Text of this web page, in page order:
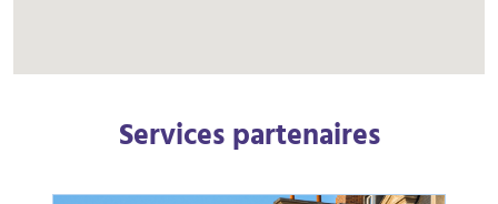
Services partenaires